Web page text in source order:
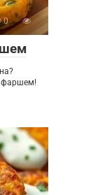
0
фаршем!